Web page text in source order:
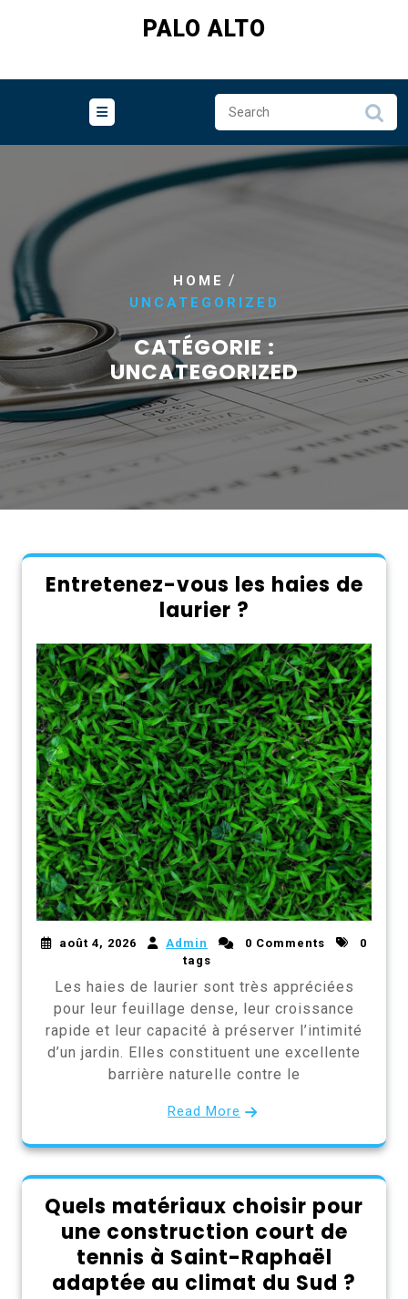
PALO ALTO
HOME /
UNCATEGORIZED
CATÉGORIE :
UNCATEGORIZED
Entretenez-vous les haies de
laurier ?
août 4, 2026 Admin 0 Comments
0
tags
Les haies de laurier sont très appréciées
pour leur feuillage dense, leur croissance
rapide et leur capacité à préserver l’intimité
d’un jardin. Elles constituent une excellente
barrière naturelle contre le
Read More
Quels matériaux choisir pour
une construction court de
tennis à Saint-Raphaël
adaptée au climat du Sud ?